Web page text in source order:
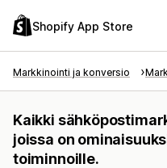
Shopify App Store
Markkinointi ja konversio
Kaikki
joissa on
toiminnoille.